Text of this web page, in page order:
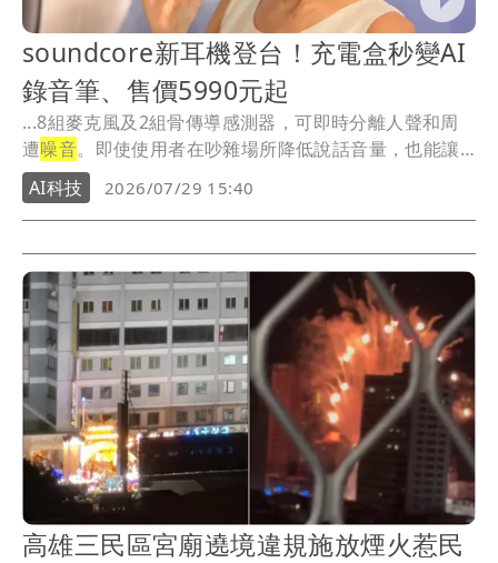
soundcore新耳機登台！充電盒秒變AI
錄音筆、售價5990元起
...8組麥克風及2組骨傳導感測器，可即時分離人聲和周
遭噪音。即使使用者在吵雜場所降低說話音量，也能讓
通話...
AI科技 2026/07/29 15:40
高雄三民區宮廟遶境違規施放煙火惹民